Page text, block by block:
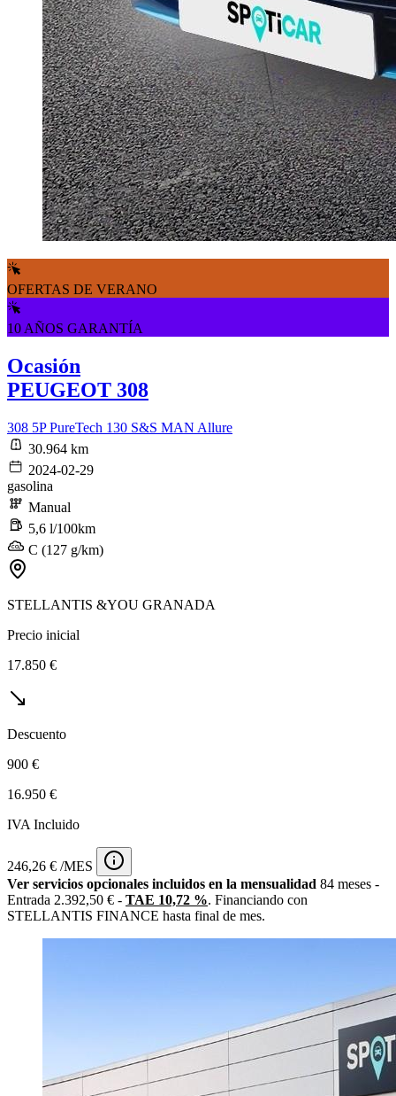
OFERTAS DE VERANO
10 AÑOS GARANTÍA
Ocasión
PEUGEOT 308
308 5P PureTech 130 S&S MAN Allure
30.964 km
2024-02-29
gasolina
Manual
5,6 l/100km
C (127 g/km)
STELLANTIS &YOU GRANADA
Precio inicial
17.850 €
Descuento
900 €
16.950 €
IVA Incluido
246,26 € /MES
Ver servicios opcionales incluidos en la mensualidad 84 meses -
Entrada 2.392,50 € - TAE 10,72 %. Financiando con
STELLANTIS FINANCE hasta final de mes.